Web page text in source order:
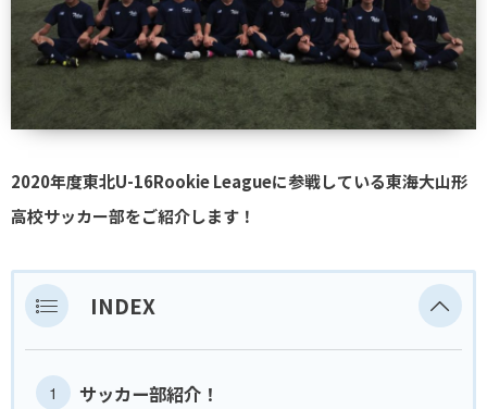
2020年度東北U-16Rookie Leagueに参戦している東海大山形
高校サッカー部をご紹介します！
INDEX
サッカー部紹介！